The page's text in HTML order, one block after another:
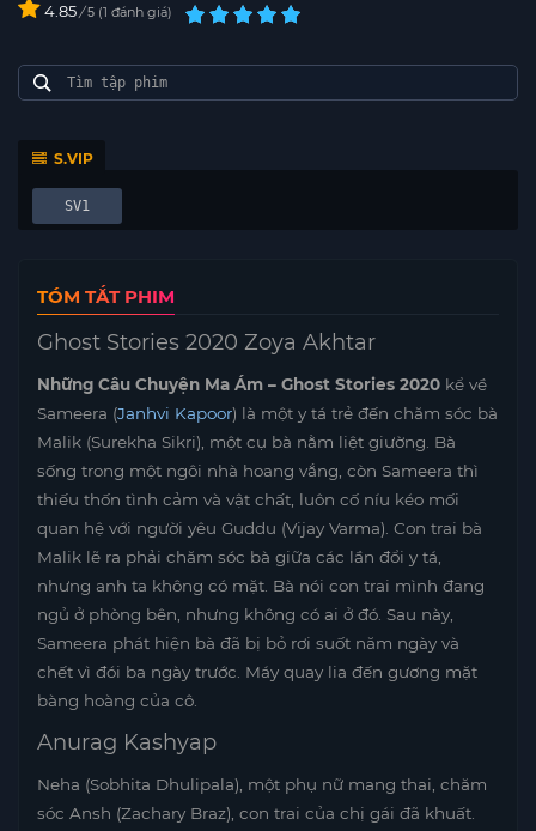
4.85/ 5 1 đánh giá
S.VIP
SV1
TÓM TẮT PHIM
Ghost Stories 2020 Zoya Akhtar
Những Câu Chuyện Ma Ám – Ghost Stories 2020 kể về
Sameera (Janhvi Kapoor) là một y tá trẻ đến chăm sóc bà
Malik (Surekha Sikri), một cụ bà nằm liệt giường. Bà
sống trong một ngôi nhà hoang vắng, còn Sameera thì
thiếu thốn tình cảm và vật chất, luôn cố níu kéo mối
quan hệ với người yêu Guddu (Vijay Varma). Con trai bà
Malik lẽ ra phải chăm sóc bà giữa các lần đổi y tá,
nhưng anh ta không có mặt. Bà nói con trai mình đang
ngủ ở phòng bên, nhưng không có ai ở đó. Sau này,
Sameera phát hiện bà đã bị bỏ rơi suốt năm ngày và
chết vì đói ba ngày trước. Máy quay lia đến gương mặt
bàng hoàng của cô.
Anurag Kashyap
Neha (Sobhita Dhulipala), một phụ nữ mang thai, chăm
sóc Ansh (Zachary Braz), con trai của chị gái đã khuất.